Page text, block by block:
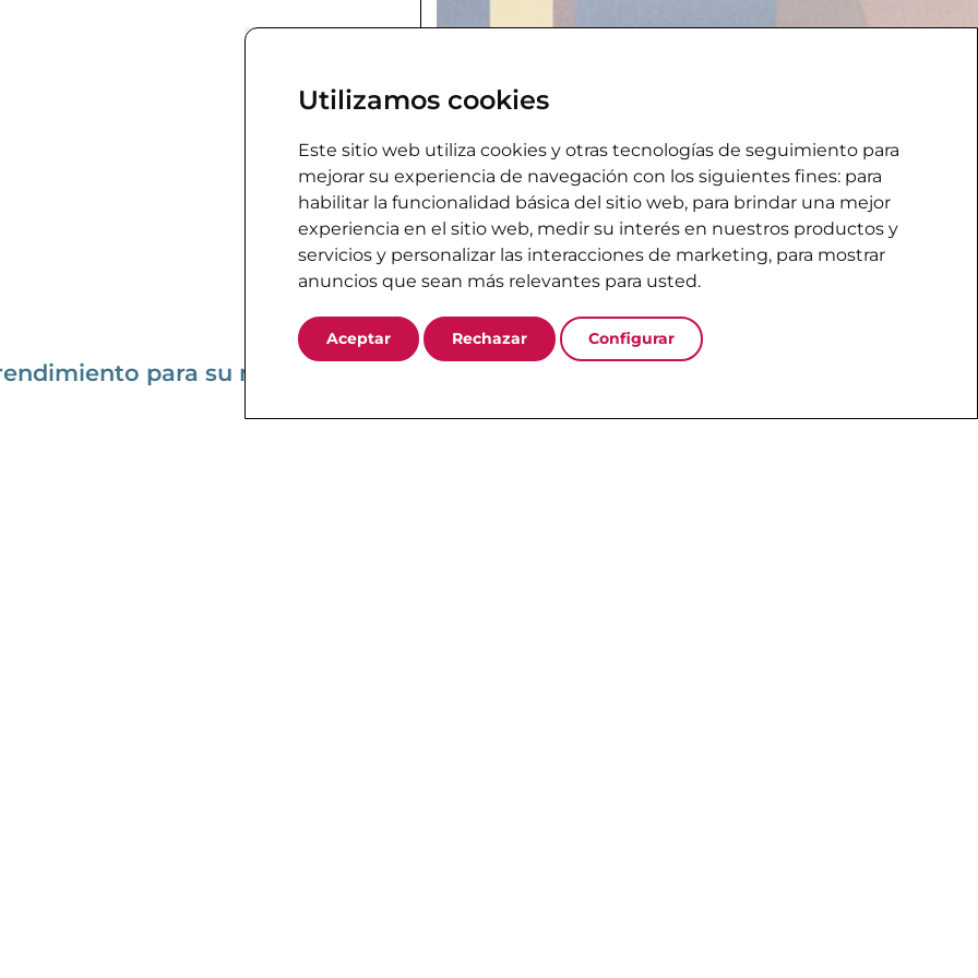
Utilizamos cookies
Este sitio web utiliza cookies y otras tecnologías de seguimiento para
mejorar su experiencia de navegación con los siguientes fines: para
habilitar la funcionalidad básica del sitio web, para brindar una mejor
experiencia en el sitio web, medir su interés en nuestros productos y
servicios y personalizar las interacciones de marketing, para mostrar
anuncios que sean más relevantes para usted.
Aceptar Rechazar Configurar
para su negocio.